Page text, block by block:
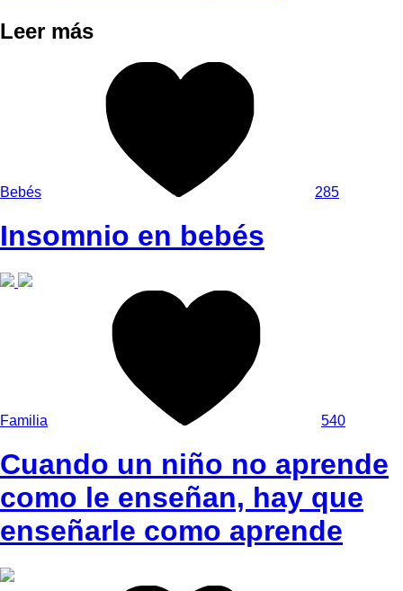
Leer más
Bebés 285
Insomnio en bebés
Familia 540
Cuando un niño no aprende
como le enseñan, hay que
enseñarle como aprende